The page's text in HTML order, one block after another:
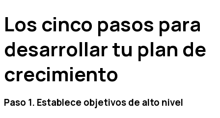
Los cinco pasos para
desarrollar tu plan de
crecimiento
Paso 1. Establece objetivos de alto nivel